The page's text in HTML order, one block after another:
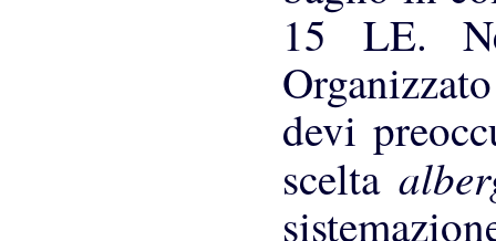
15 LE.
devi
scelta